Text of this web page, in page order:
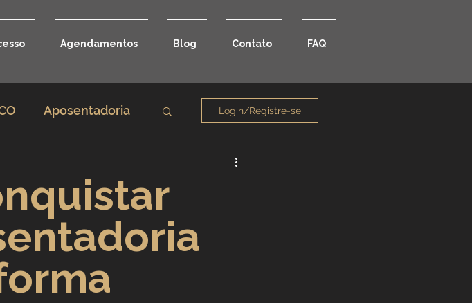
Agendamentos Blog Contato FAQ
Aposentadoria
Carreira Jurídica
Login/Registre-se